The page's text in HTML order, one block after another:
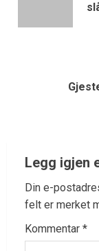
Legg igjen
Din e-
felt er merket
Kommentar *